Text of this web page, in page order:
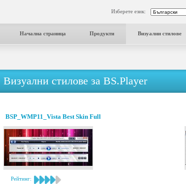
Изберете език:
Начална страница Продукти Визуални стилове
Визуални стилове за BS.Player
BSP_WMP11_Vista Best Skin Full
Рейтинг: